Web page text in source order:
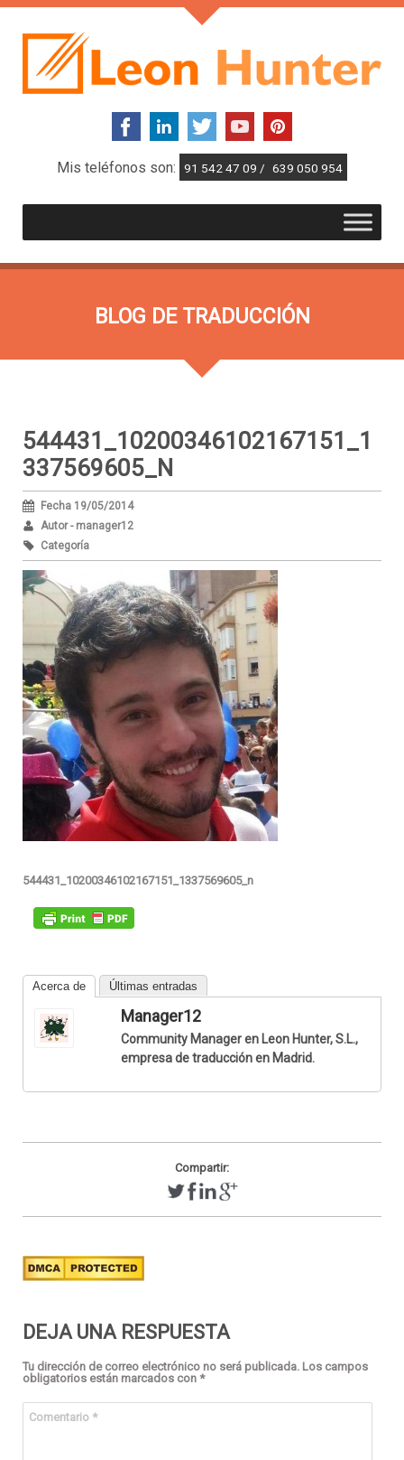
Mis teléfonos son: 91 542 47 09 / 639 050 954
BLOG DE TRADUCCIÓN
544431_10200346102167151_1
337569605_N
Fecha 19/05/2014
Autor - manager12
Categoría
544431_10200346102167151_1337569605_n
Acerca de Últimas entradas
Manager12
Community Manager en Leon Hunter, S.L.,
empresa de traducción en Madrid.
Compartir:
DEJA UNA RESPUESTA
Tu dirección de correo electrónico no será publicada. Los campos
obligatorios están marcados con *
Comentario *